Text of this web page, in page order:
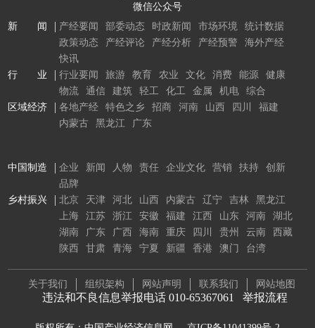
微信公众号
新 闻
产经要闻 部委动态 时政新闻 市场环境
统计数据
政策动态
产经评论 产经分析 产经预警
海外产经
快讯
行 业
行业要闻 旅游 教育 农业 文化 消费 能源
健康
物流
通信 建筑 轻工 化工 金属 机电
综合
区域经济
各地产经 特色之乡 招商 河南 山西 四川
福建
内蒙古
黑龙江 广东
中国制造 企业 新闻 人物 责任 企业文化 营销 扶持
创新
品牌
乡村振兴
北京 天津 河北 山西 内蒙古 辽宁 吉林
黑龙江
上海
江苏 浙江 安徽 福建 江西 山东 河南
湖北
湖南
广东 广西 海南 重庆 四川 贵州 云南
西藏
陕西
甘肃 青海 宁夏 新疆 香港 澳门 台湾
关于我们 组织架构 网站声明 联系我们 网站地图
违法和不良信息举报电话 010-65367061 举报流程